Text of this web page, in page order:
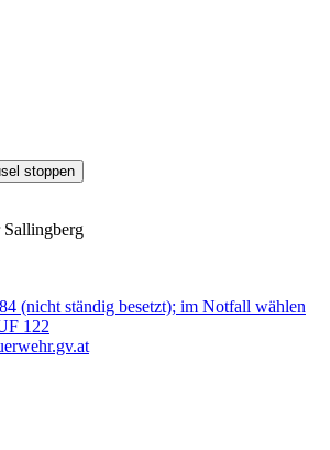
stoppen
(nicht ständig besetzt); im Notfall wählen
122